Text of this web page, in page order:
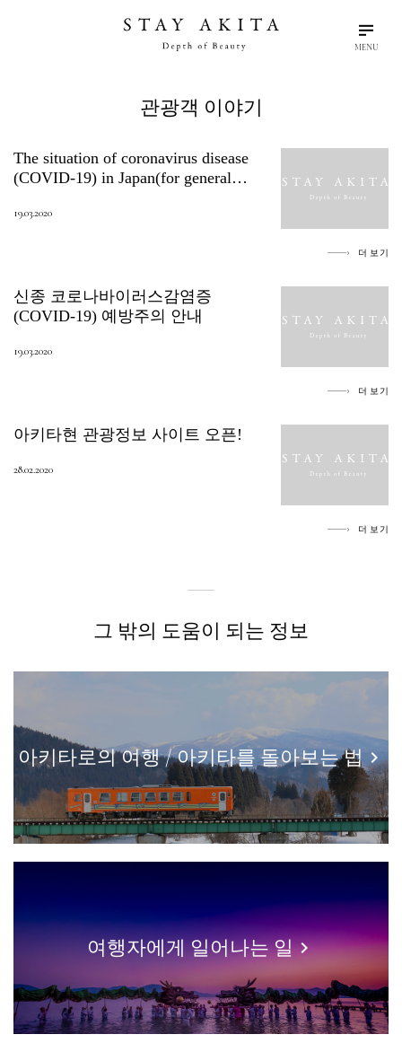
MENU
language 한국어
아키타의 이야기
여행을 계획하기
아키타현 자동차 여행
관광객 이야기
The situation of coronavirus disease
(COVID-19) in Japan(for general
19.03.2020
더 보기
신종 코로나바이러스감염증
(COVID-19) 예방주의 안내
19.03.2020
더 보기
아키타현 관광정보 사이트 오픈!
28.02.2020
더 보기
그 밖의 도움이 되는 정보
아키타로의 여행 / 아키타를 돌아보는 법keyboard_arrow_right
여행자에게 일어나는 일keyboard_arrow_right